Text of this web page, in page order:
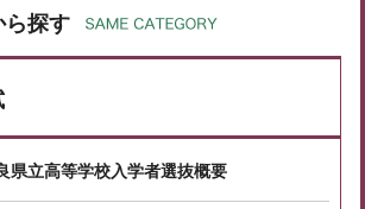
ら探す
県立高等学校入学者選抜概要